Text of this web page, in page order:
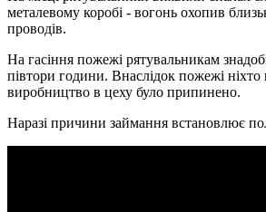
металевому коробі - вогонь охопив
проводів.
На гасіння пожежі рятувальникам
півтори години. Внаслідок пожежі
виробництво в цеху було припинено.
Наразі причини займання встановлює